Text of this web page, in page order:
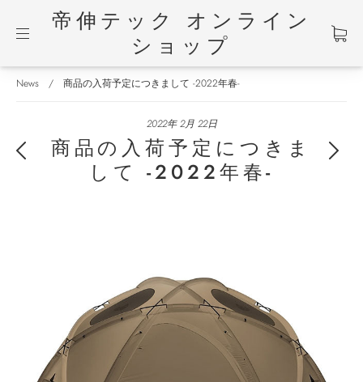
帝伸テック オンライン
ショップ
News / 商品の入荷予定につきまして -2022年春-
2022年 2月 22日
商品の入荷予定につきま
して -2022年春-